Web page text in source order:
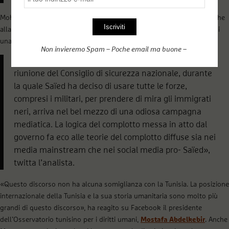
Mohamed Dhia Hammam (@MedDhiaH), ricercatore in scienze politiche
alla Maxwell School, definisce le parole di Saïed disgustose, e parla di
una “campagna fascista contro i neri”:
riunione del Consiglio di sicurezza nazionale, durante
la quale Saïed ha deciso di usare tutte le forze,
compresi i militari, per prendere di mira gli immigrati
neri, arriva nel bel mezzo di una odiosa campagna
mediatica. La logica del complotto messa in atto dal
governo fa eco alle teorie del complotto diffuse sia nei
media mainstream che nei social media pro- Saïed»,
twitta l’analista.
«Questo discorso non ha alcuna somiglianza con la Tunisia. La posizione
internazionale della Tunisia e la sua storia umanitaria sono molto più
grandi di questo discorso», ha reagito su Facebook il presidente
dell’Osservatorio tunisino per i diritti umani, Mostafa Abdelkebir. Anche
Non invieremo Spam – Poche email ma buone –